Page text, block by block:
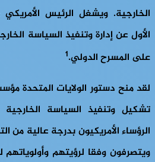
الخارجية. ويشغل الرئيس
الأول عن إدارة وتنفيذ السياسة
على المسرح الدولي.1
لقد منح دستور الولايات المتحدة
تشكيل وتنفيذ السياسة الخارجية
الرؤساء الأمريكيون بدرجة عالية من
ويتصرفون وفقا لرؤيتهم